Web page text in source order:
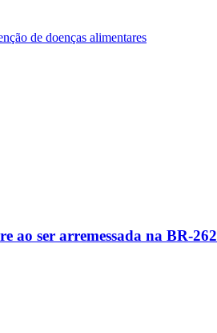
de doenças alimentares
ao ser arremessada na BR-262